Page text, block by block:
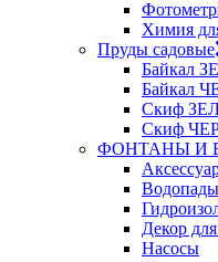
Химия
Пруды садовые
Байкал
Байкал
Скиф
Скиф
ФОНТАНЫ И
Водопады
Декор
Насосы